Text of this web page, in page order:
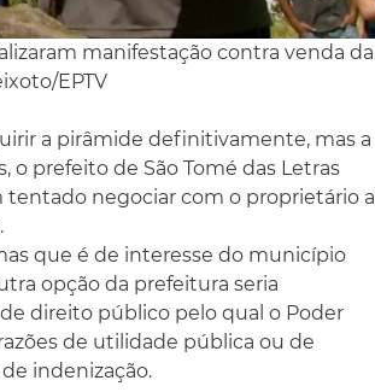
manifestação contra venda da
EPTV
a pirâmide definitivamente, mas a
o prefeito de São Tomé das Letras
tentado negociar com o proprietário a
que é de interesse do município
opção da prefeitura seria
direito público pelo qual o Poder
de utilidade pública ou de
indenização.